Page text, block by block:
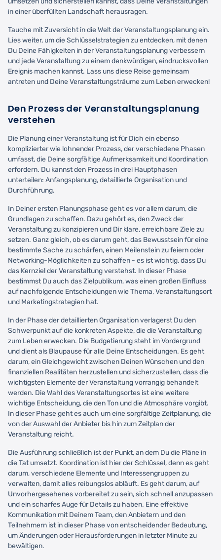
in einer überfüllten Landschaft herausragen.
Tauche mit Zuversicht in die Welt der Veranstaltungsplanung ein.
Lies weiter, um die Schlüsselstrategien zu entdecken, mit denen
Du Deine Fähigkeiten in der Veranstaltungsplanung verbessern
und jede Veranstaltung zu einem denkwürdigen, eindrucksvollen
Ereignis machen kannst. Lass uns diese Reise gemeinsam
antreten und Deine Veranstaltungsträume zum Leben erwecken!
Den Prozess der Veranstaltungsplanung
verstehen
Die Planung einer Veranstaltung ist für Dich ein ebenso
komplizierter wie lohnender Prozess, der verschiedene Phasen
umfasst, die Deine sorgfältige Aufmerksamkeit und Koordination
erfordern. Du kannst den Prozess in drei Hauptphasen
unterteilen: Anfangsplanung, detaillierte Organisation und
Durchführung.
In Deiner ersten Planungsphase geht es vor allem darum, die
Grundlagen zu schaffen. Dazu gehört es, den Zweck der
Veranstaltung zu konzipieren und Dir klare, erreichbare Ziele zu
setzen. Ganz gleich, ob es darum geht, das Bewusstsein für eine
bestimmte Sache zu schärfen, einen Meilenstein zu feiern oder
Networking-Möglichkeiten zu schaffen - es ist wichtig, dass Du
das Kernziel der Veranstaltung verstehst. In dieser Phase
bestimmst Du auch das Zielpublikum, was einen großen Einfluss
auf nachfolgende Entscheidungen wie Thema, Veranstaltungsort
und Marketingstrategien hat.
In der Phase der detaillierten Organisation verlagerst Du den
Schwerpunkt auf die konkreten Aspekte, die die Veranstaltung
zum Leben erwecken. Die Budgetierung steht im Vordergrund
und dient als Blaupause für alle Deine Entscheidungen. Es geht
darum, ein Gleichgewicht zwischen Deinen Wünschen und den
finanziellen Realitäten herzustellen und sicherzustellen, dass die
wichtigsten Elemente der Veranstaltung vorrangig behandelt
werden. Die Wahl des Veranstaltungsortes ist eine weitere
wichtige Entscheidung, die den Ton und die Atmosphäre vorgibt.
In dieser Phase geht es auch um eine sorgfältige Zeitplanung, die
von der Auswahl der Anbieter bis hin zum Zeitplan der
Veranstaltung reicht.
Die Ausführung schließlich ist der Punkt, an dem Du die Pläne in
die Tat umsetzt. Koordination ist hier der Schlüssel, denn es geht
darum, verschiedene Elemente und Interessengruppen zu
verwalten, damit alles reibungslos abläuft. Es geht darum, auf
Unvorhergesehenes vorbereitet zu sein, sich schnell anzupassen
und ein scharfes Auge für Details zu haben. Eine effektive
Kommunikation mit Deinem Team, den Anbietern und den
Teilnehmern ist in dieser Phase von entscheidender Bedeutung,
um Änderungen oder Herausforderungen in letzter Minute zu
bewältigen.